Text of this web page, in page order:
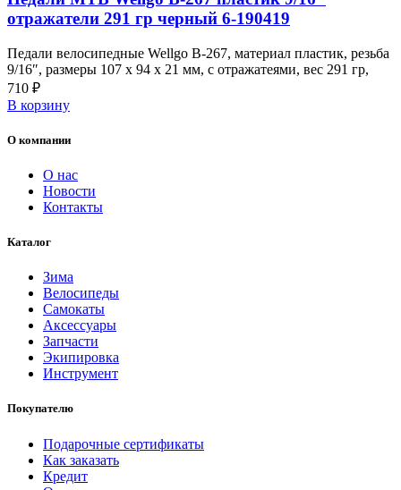
отражатели 291 гр черный 6-190419
Педали велосипедные Wellgo B-267, материал пластик, резьба
9/16″, размеры 107 х 94 х 21 мм, с отражатеями, вес 291 гр,
710 ₽
В корзину
О компании
О нас
Новости
Контакты
Каталог
Зима
Велосипеды
Самокаты
Аксессуары
Запчасти
Экипировка
Инструмент
Покупателю
Подарочные сертификаты
Как заказать
Кредит